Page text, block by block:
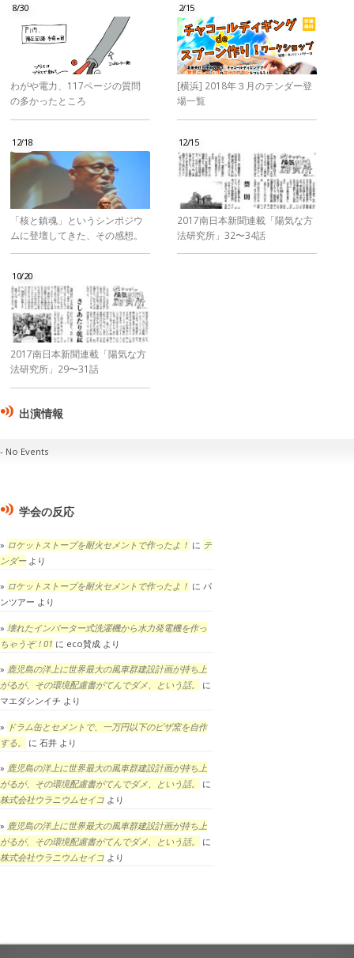
8/30
わがや電力、117ページの質問
の多かったところ
2/15
[横浜] 2018年３月のテンダー登
場一覧
12/18
「核と鎮魂」というシンポジウ
ムに登壇してきた、その感想。
12/15
2017南日本新聞連載「陽気な方
法研究所」32〜34話
10/20
2017南日本新聞連載「陽気な方
法研究所」29〜31話
出演情報
No Events
学会の反応
ロケットストーブを耐火セメントで作ったよ！ に テ
ンダーより
ロケットストーブを耐火セメントで作ったよ！ に パ
ンツアー より
壊れたインバーター式洗濯機から水力発電機を作っ
ちゃうぞ！01 に eco賛成 より
鹿児島の洋上に世界最大の風車群建設計画が持ち上
がるが、その環境配慮書がてんでダメ、という話。
に
マエダシンイチ より
ドラム缶とセメントで、一万円以下のピザ窯を自作
する。
に 石井 より
鹿児島の洋上に世界最大の風車群建設計画が持ち上
がるが、その環境配慮書がてんでダメ、という話。
に
株式会社ウラニウムセイコ より
鹿児島の洋上に世界最大の風車群建設計画が持ち上
がるが、その環境配慮書がてんでダメ、という話。
に
株式会社ウラニウムセイコ より